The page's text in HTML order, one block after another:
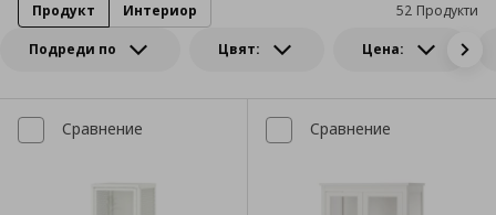
Подреди по Цвят: Цена:
52 Продукти
Продукт Интериор
Сравнение Сравнение